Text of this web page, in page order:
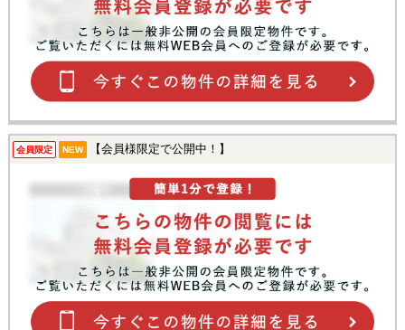
会員限定 NEW 【会員様限定で公開中！】